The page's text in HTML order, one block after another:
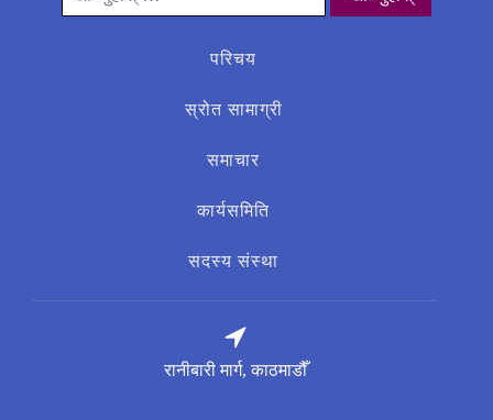
लागी
परिचय
स्रोत सामाग्री
समाचार
कार्यसमिति
सदस्य संस्था
रानीबारी मार्ग, काठमाडौँ